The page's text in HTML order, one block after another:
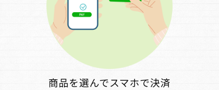
商品を選んでスマホで決済